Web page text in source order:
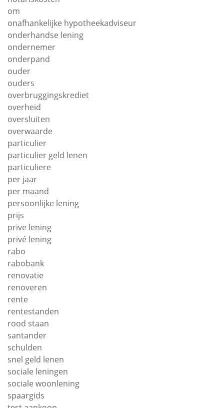
om
onafhankelijke hypotheekadviseur
onderhandse lening
ondernemer
onderpand
ouder
ouders
overbruggingskrediet
overheid
oversluiten
overwaarde
particulier
particulier geld lenen
particuliere
per jaar
per maand
persoonlijke lening
prijs
prive lening
privé lening
rabo
rabobank
renovatie
renoveren
rente
rentestanden
rood staan
santander
schulden
snel geld lenen
sociale leningen
sociale woonlening
spaargids